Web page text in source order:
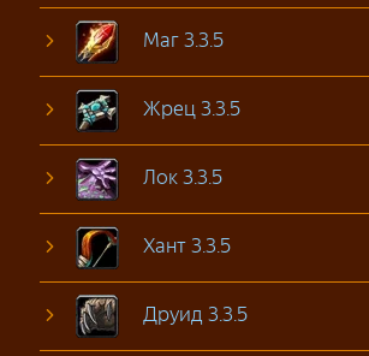
Маг 3.3.5
Жрец 3.3.5
Лок 3.3.5
Хант 3.3.5
Друид 3.3.5